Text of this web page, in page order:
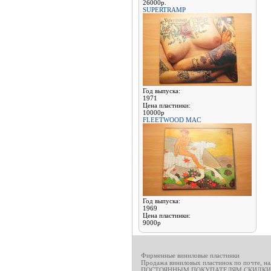
26000р.
SUPERTRAMP
Год выпуска:
1971
Цена пластинки:
10000р
FLEETWOOD MAC
Год выпуска:
1969
Цена пластинки:
9000р
Фирменные виниловые пластинки
Продажа виниловых пластинок по почте,